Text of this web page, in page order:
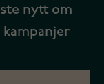
nytt om